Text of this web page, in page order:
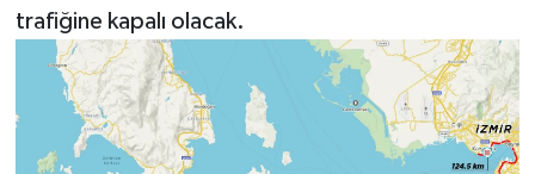
trafiğine kapalı olacak.